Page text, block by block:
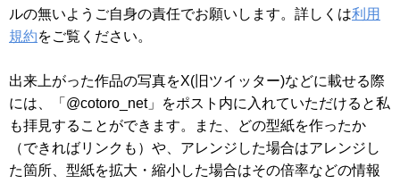
ルの無いようご自身の責任でお願いします。詳しくは利用
規約をご覧ください。
出来上がった作品の写真をX(旧ツイッター)などに載せる際
には、「@cotoro_net」をポスト内に入れていただけると私
も拝見することができます。また、どの型紙を作ったか
（できればリンクも）や、アレンジした場合はアレンジし
た箇所、型紙を拡大・縮小した場合はその倍率などの情報